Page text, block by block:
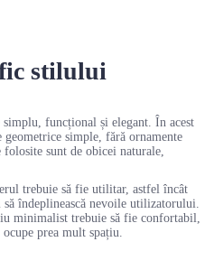
stilului
funcțional și elegant. În acest
simple, fără ornamente
sunt de obicei naturale,
trebuie să fie utilitar, astfel încât
îndeplinească nevoile utilizatorului.
minimalist trebuie să fie confortabil,
prea mult spațiu.